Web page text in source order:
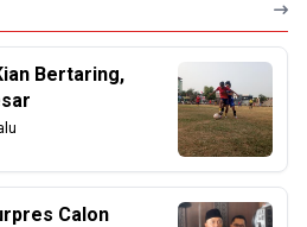
Bertaring,
Calon